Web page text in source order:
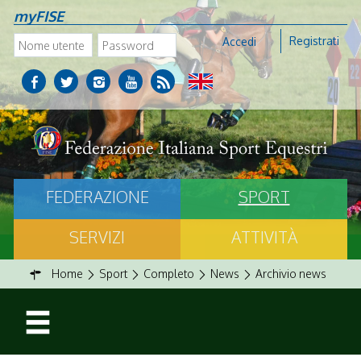
myFISE
Accedi Registrati
FEDERAZIONE
SPORT
SERVIZI
ATTIVITÀ
Home Sport Completo News Archivio news